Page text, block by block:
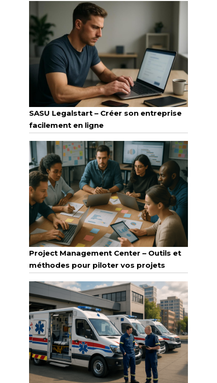
SASU Legalstart – Créer son entreprise
facilement en ligne
Project Management Center – Outils et
méthodes pour piloter vos projets